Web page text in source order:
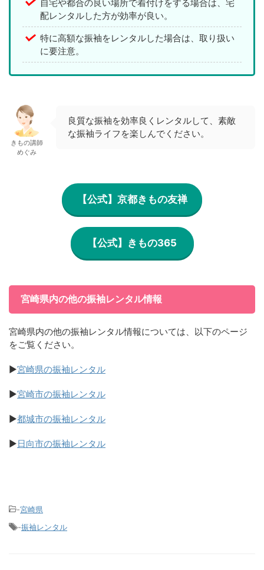
自宅や都合の良い場所で着付けをする場合は、宅
配レンタルした方が効率が良い。
特に高額な振袖をレンタルした場合は、取り扱い
に要注意。
きもの講師
めぐみ
良質な振袖を効率良くレンタルして、素敵
な振袖ライフを楽しんでください。
【公式】京都きもの友禅
【公式】きもの365
宮崎県内の他の振袖レンタル情報
宮崎県内の他の振袖レンタル情報については、以下のページ
をご覧ください。
▶宮崎県の振袖レンタル
▶宮崎市の振袖レンタル
▶都城市の振袖レンタル
▶日向市の振袖レンタル
-宮崎県
-振袖レンタル